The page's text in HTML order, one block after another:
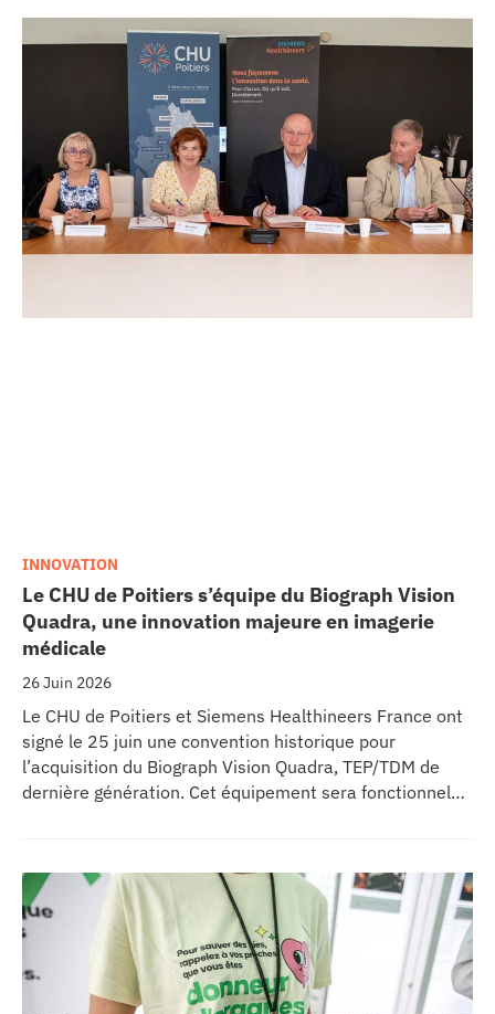
l’Oncopole Claudius Regaud et de leurs partenaires,
lancent CIRCLE, un centre de recherche d’excellence
dédié aux cancers pédiatriques.
Le CHU de Poitiers s’équipe du Biograph Vision
Quadra, une innovation majeure en imagerie
médicale
26 Juin 2026
INNOVATION
Le CHU de Poitiers et Siemens Healthineers France ont
signé le 25 juin une convention historique pour
l’acquisition du Biograph Vision Quadra, TEP/TDM de
dernière génération. Cet équipement sera fonctionnel
l’excellence clinique et scientifique de l’établissement.
Ce projet représente un investissement de 9,5 millions
d’euros pour l’acquisition et l’installation de
l’équipement au cœur même du pôle régional de
cancérologie.